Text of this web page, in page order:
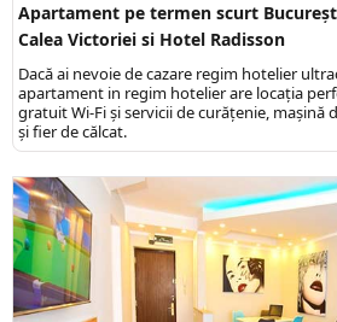
Apartament pe termen scurt
Calea Victoriei si Hotel Radisson
Dacă ai nevoie de cazare regim hotelier
apartament in regim hotelier are locaţia
gratuit Wi-Fi şi servicii de curăţenie, mașină
și fier de călcat.